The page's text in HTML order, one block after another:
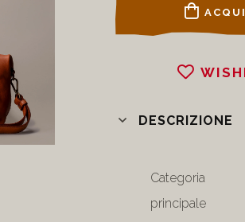
DESCRIZIONE
Categoria
principale